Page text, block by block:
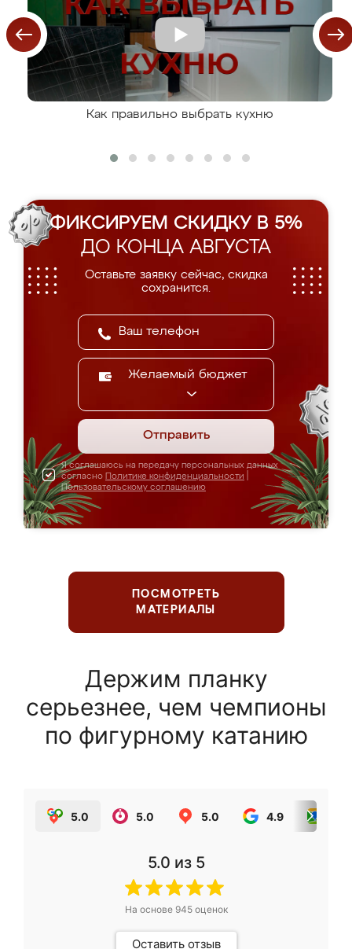
Как правильно выбрать кухню
ФИКСИРУЕМ СКИДКУ В 5%
ДО КОНЦА АВГУСТА
Оставьте заявку сейчас, скидка
сохранится.
Желаемый бюджет
Отправить
Я соглашаюсь на передачу персональных данных
согласно Политике конфиденциальности
Пользовательскому соглашению
ПОСМОТРЕТЬ
МАТЕРИАЛЫ
Держим планку
серьезнее, чем чемпионы
по фигурному катанию
5.0 5.0 5.0 4.9
5.0 из 5
На основе 945оценок
Оставить отзыв